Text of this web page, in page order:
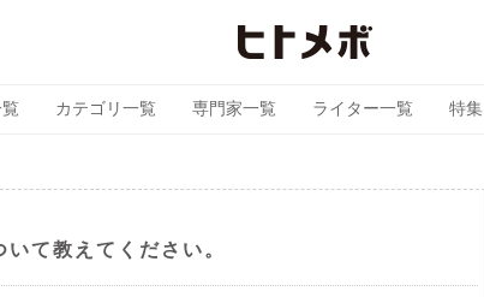
カテゴリ一覧 専門家一覧 ライター一覧 特集
いて教えてください。